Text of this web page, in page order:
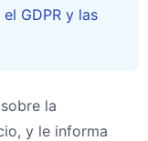
GDPR y las
la
y le informa